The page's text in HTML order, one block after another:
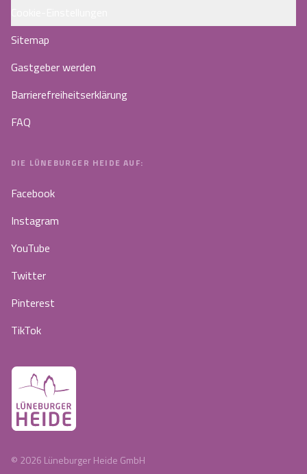
Sitemap
Gastgeber werden
Barrierefreiheitserklärung
FAQ
DIE LÜNEBURGER HEIDE AUF:
Facebook
Instagram
YouTube
Twitter
Pinterest
TikTok
© 2026 Lüneburger Heide GmbH